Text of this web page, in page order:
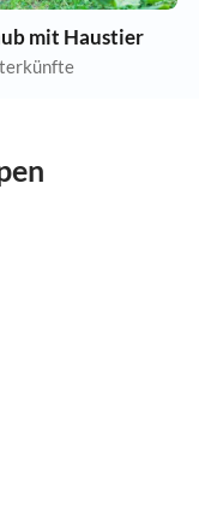
mit Haustier